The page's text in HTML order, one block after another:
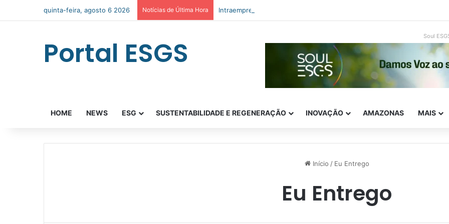
quinta-feira, agosto 6 2026 Notícias de Última Hora Intraempreendedorismo e ESG: como inovar com impacto real
Portal ESGS Soul
HOME NEWS ESG SUSTENTABILIDADE E REGENERAÇÃO INOVAÇÃO AMAZONAS MAIS
Início / Eu Entrego
Eu Entrego